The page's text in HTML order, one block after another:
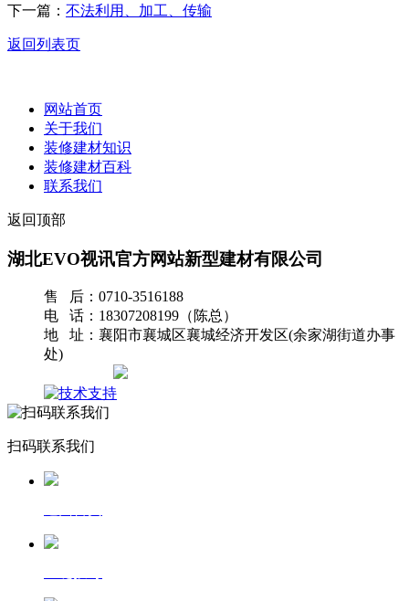
下一篇： 不法利用、加工、传输
返回列表页
网站首页
关于我们
装修建材知识
装修建材百科
联系我们
返回顶部
湖北EVO视讯官方网站新型建材有限公司
售 后：0710-3516188
电 话：18307208199（陈总）
地 址：襄阳市襄城区襄城经济开发区(余家湖街道办事
处)
扫码联系我们